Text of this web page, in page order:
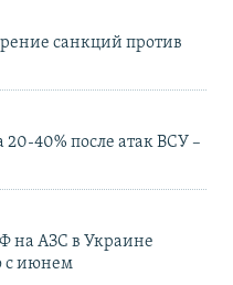
санкций против
40% после атак ВСУ –
на АЗС в Украине
с июнем